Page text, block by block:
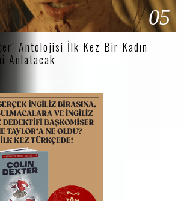
05
Antolojisi İlk Kez Bir Kadın
Anlatacak